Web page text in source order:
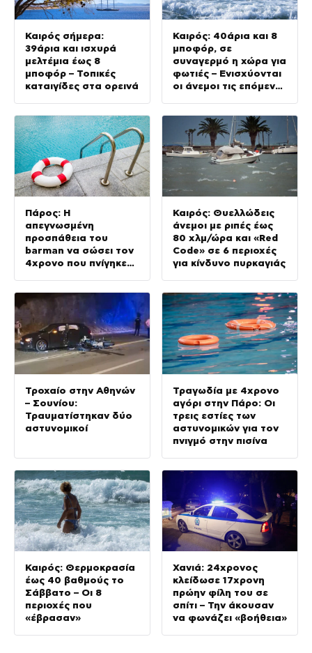
Καιρός σήμερα:
39άρια και ισχυρά
μελτέμια έως 8
μποφόρ – Τοπικές
καταιγίδες στα ορεινά
Καιρός: 40άρια και 8
μποφόρ, σε
συναγερμό η χώρα για
φωτιές – Ενισχύονται
οι άνεμοι τις επόμενες
Πάρος: Η
απεγνωσμένη
προσπάθεια του
barman να σώσει τον
4χρονο που πνίγηκε
Καιρός: Θυελλώδεις
άνεμοι με ριπές έως
80 χλμ/ώρα και «Red
Code» σε 6 περιοχές
για κίνδυνο πυρκαγιάς
Τροχαίο στην Αθηνών
– Σουνίου:
Τραυματίστηκαν δύο
αστυνομικοί
Τραγωδία με 4χρονο
αγόρι στην Πάρο: Οι
τρεις εστίες των
αστυνομικών για τον
πνιγμό στην πισίνα
Καιρός: Θερμοκρασία
έως 40 βαθμούς το
Σάββατο – Οι 8
περιοχές που
«έβρασαν»
Χανιά: 24χρονος
κλείδωσε 17χρονη
πρώην φίλη του σε
σπίτι – Την άκουσαν
να φωνάζει «βοήθεια»